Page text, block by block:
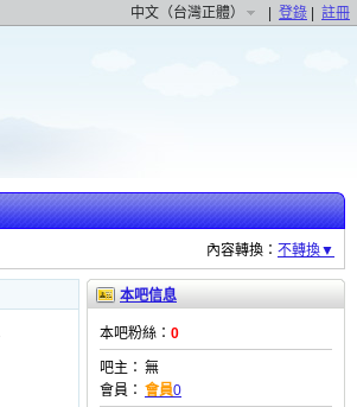
中文（台灣正體） 登錄 註冊
內容轉換： 不轉換▼
本吧信息
本吧粉絲： 0
吧主： 無
會員： 會員0